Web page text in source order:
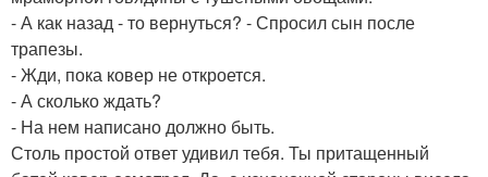
- А как назад - то вернуться? - Спросил сын после
трапезы.
- Жди, пока ковер не откроется.
- А сколько ждать?
- На нем написано должно быть.
Столь простой ответ удивил тебя. Ты притащенный